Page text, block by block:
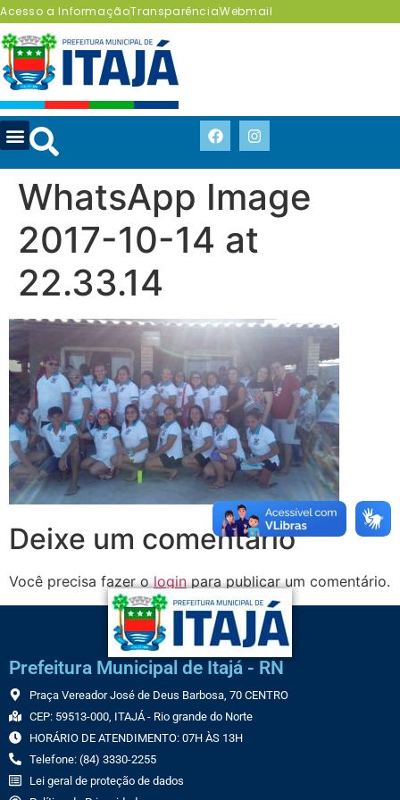
Acesso a InformaçãoTransparênciaWebmail
WhatsApp Image
2017-10-14 at
22.33.14
Deixe um comentário
Você precisa fazer ologinpara publicar um comentário.
Prefeitura Municipal de Itajá - RN
Praça Vereador José de Deus Barbosa, 70 CENTRO
CEP: 59513-000, ITAJÁ - Rio grande do Norte
HORÁRIO DE ATENDIMENTO: 07H ÀS 13H
Telefone: (84) 3330-2255
Lei geral de proteção de dados